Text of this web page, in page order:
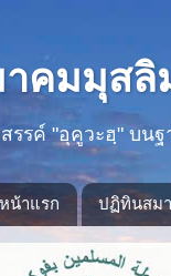
คมมุสลิ
สรรค์ "อุคูวะฮฺ" บน
หน้าแรก ปฏิทินสม